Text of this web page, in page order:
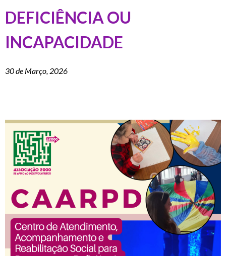
DEFICIÊNCIA OU
INCAPACIDADE
30 de Março, 2026